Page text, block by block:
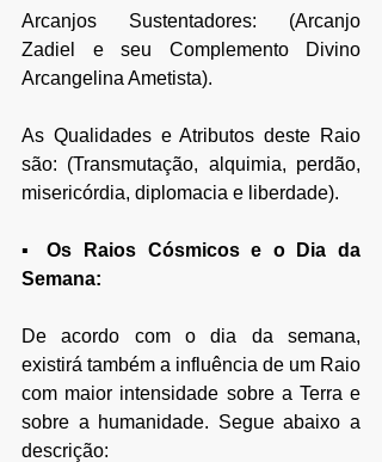
Arcanjos Sustentadores: (Arcanjo
Zadiel e seu Complemento Divino
Arcangelina Ametista).
As Qualidades e Atributos deste Raio
são: (Transmutação, alquimia, perdão,
misericórdia, diplomacia e liberdade).
▪
Os Raios Cósmicos e o Dia da
Semana:
De acordo com o dia da semana,
existirá também a influência de um Raio
com maior intensidade sobre a Terra e
sobre a humanidade. Segue abaixo a
descrição: